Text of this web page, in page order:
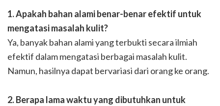
1. Apakah bahan alami benar-benar efektif untuk
mengatasi masalah kulit?
Ya, banyak bahan alami yang terbukti secara ilmiah
efektif dalam mengatasi berbagai masalah kulit.
Namun, hasilnya dapat bervariasi dari orang ke orang.
2. Berapa lama waktu yang dibutuhkan untuk